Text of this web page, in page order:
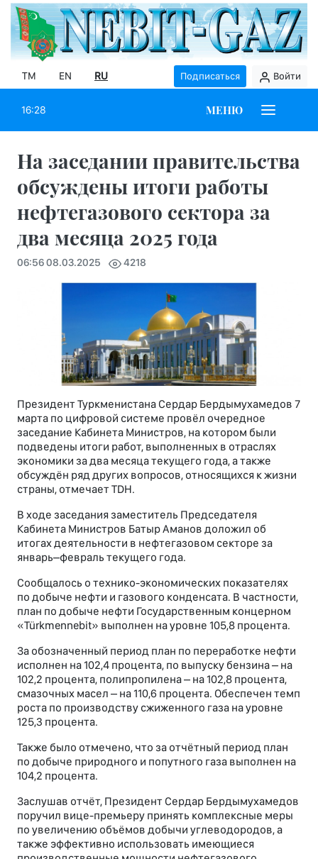
TM EN RU Подписаться Войти
16:28 МЕНЮ
На заседании правительства
обсуждены итоги работы
нефтегазового сектора за
два месяца 2025 года
06:56 08.03.2025 4218
Президент Туркменистана Сердар Бердымухамедов 7
марта по цифровой системе провёл очередное
заседание Кабинета Министров, на котором были
подведены итоги работ, выполненных в отраслях
экономики за два месяца текущего года, а также
обсуждён ряд других вопросов, относящихся к жизни
страны, отмечает TDH.
В ходе заседания заместитель Председателя
Кабинета Министров Батыр Аманов доложил об
итогах деятельности в нефтегазовом секторе за
январь–февраль текущего года.
Сообщалось о технико-экономических показателях
по добыче нефти и газового конденсата. В частности,
план по добыче нефти Государственным концерном
«Türkmennebit» выполнен на уровне 105,8 процента.
За обозначенный период план по переработке нефти
исполнен на 102,4 процента, по выпуску бензина – на
102,2 процента, полипропилена – на 102,8 процента,
смазочных масел – на 110,6 процента. Обеспечен темп
роста по производству сжиженного газа на уровне
125,3 процента.
Также было отмечено, что за отчётный период план
по добыче природного и попутного газа выполнен на
104,2 процента.
Заслушав отчёт, Президент Сердар Бердымухамедов
поручил вице-премьеру принять комплексные меры
по увеличению объёмов добычи углеводородов, а
также эффективно использовать имеющиеся